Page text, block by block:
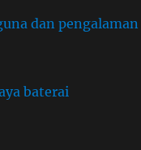
dan pengalaman
baterai